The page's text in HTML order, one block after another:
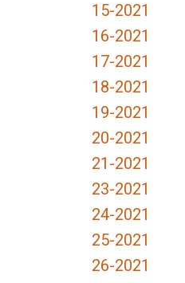
15-2021
16-2021
17-2021
18-2021
19-2021
20-2021
21-2021
23-2021
24-2021
25-2021
26-2021